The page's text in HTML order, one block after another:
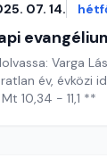
07. 14.
Varga
év, évközi
10,34 - 11,1 **